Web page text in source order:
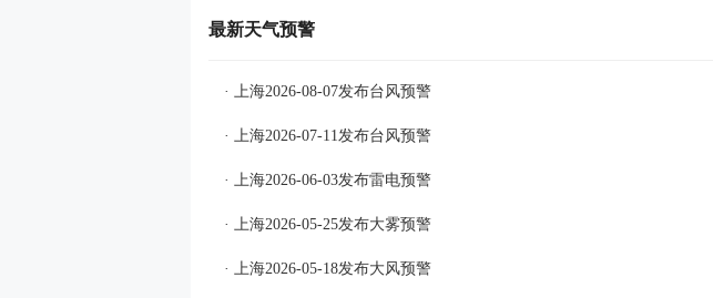
最新天气预警
· 上海2026-08-07发布台风预警
· 上海2026-07-11发布台风预警
· 上海2026-06-03发布雷电预警
· 上海2026-05-25发布大雾预警
· 上海2026-05-18发布大风预警